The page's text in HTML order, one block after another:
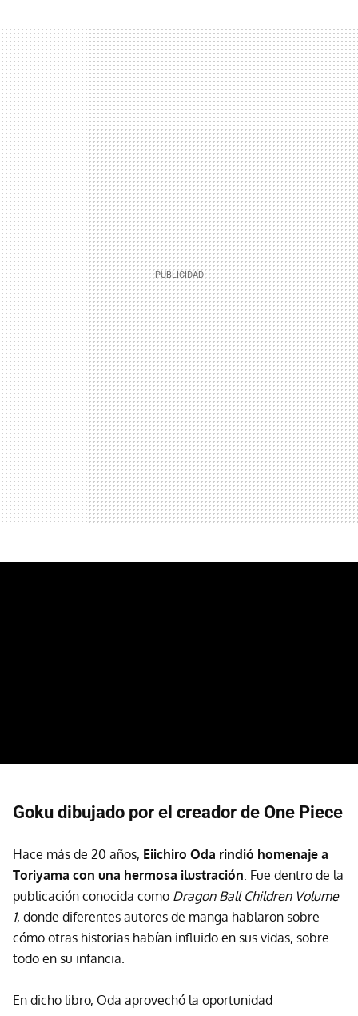
Goku dibujado por el creador de One Piece
Hace más de 20 años, Eiichiro Oda rindió homenaje a
Toriyama con una hermosa ilustración. Fue dentro de la
publicación conocida como Dragon Ball Children Volume
1, donde diferentes autores de manga hablaron sobre
cómo otras historias habían influido en sus vidas, sobre
todo en su infancia.
En dicho libro, Oda aprovechó la oportunidad